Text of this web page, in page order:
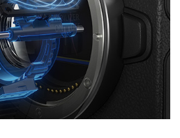
捉运动被摄体